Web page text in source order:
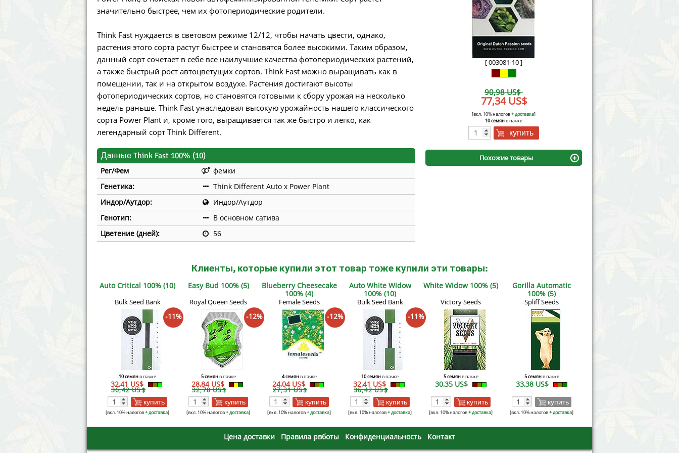
Annabelle´s Garden
Barney´s Farm
Blimburn Seeds
Bulk Seed Bank
Bulldog Seeds
Cannabella Genetics
Fast Buds
G13 Labs
Genehtik Seeds
Green Bodhi
House of the Great Gardener
Mallorca Seeds
Medical Seeds Co.
Ministry of Cannabis
Paradise Seeds
Philosopher Seeds
Silent Seeds
Söllner - Vadda's Marijuanabam
Strain Hunters Seedbank
Victory Seeds
Vision Seeds
White Label Seeds
World of Seeds
CBD Industrial Hemp
значительно быстрее, чем их фотопериодические родители.
Think Fast нуждается в световом режиме 12/12, чтобы начать цвести, однако,
растения этого сорта растут быстрее и становятся более высокими. Таким образом,
данный сорт сочетает в себе все наилучшие качества фотопериодических растений,
а также быстрый рост автоцветущих сортов. Think Fast можно выращивать как в
помещении, так и на открытом воздухе. Растения достигают высоты
фотопериодических сортов, но становятся готовыми к сбору урожая на несколько
недель раньше. Think Fast унаследовал высокую урожайность нашего классического
сорта Power Plant и, кроме того, выращивается так же быстро и легко, как
легендарный сорт Think Different.
Данные Think Fast 100% (10)
Рег/Фем
фемки
Генетика:
Think Different Auto x Power Plant
Индор/Аутдор:
Индор/Аутдор
Генотип:
В основном сатива
Цветение (дней):
56
[ 003081-10 ]
90,98 US$
77,34 US$
[вкл. 10% налогов+ доставка]
10 семянв пачке
купить
Похожие товары
Клиенты, которые купили этот товар тоже купили эти товары:
Auto Critical 100% (10)
Bulk Seed Bank
-11%
10 семянв пачке
32,41 US$
36,42 US$
купить
[вкл. 10% налогов+ доставка]
Easy Bud 100% (5)
Royal Queen Seeds
-12%
5 семянв пачке
28,84 US$
32,78 US$
купить
[вкл. 10% налогов+ доставка]
Blueberry Cheesecake
100% (4)
Female Seeds
-12%
4 семянв пачке
24,04 US$
27,31 US$
купить
[вкл. 10% налогов+ доставка]
Auto White Widow
100% (10)
Bulk Seed Bank
-11%
10 семянв пачке
32,41 US$
36,42 US$
купить
[вкл. 10% налогов+ доставка]
White Widow 100% (5)
Victory Seeds
5 семянв пачке
30,35 US$
купить
[вкл. 10% налогов+ доставка]
Gorilla Automatic
100% (5)
Spliff Seeds
5 семянв пачке
33,38 US$
купить
[вкл. 10% налогов+ доставка]
Цена доставки Правила рвботы Конфиденциальность Контакт